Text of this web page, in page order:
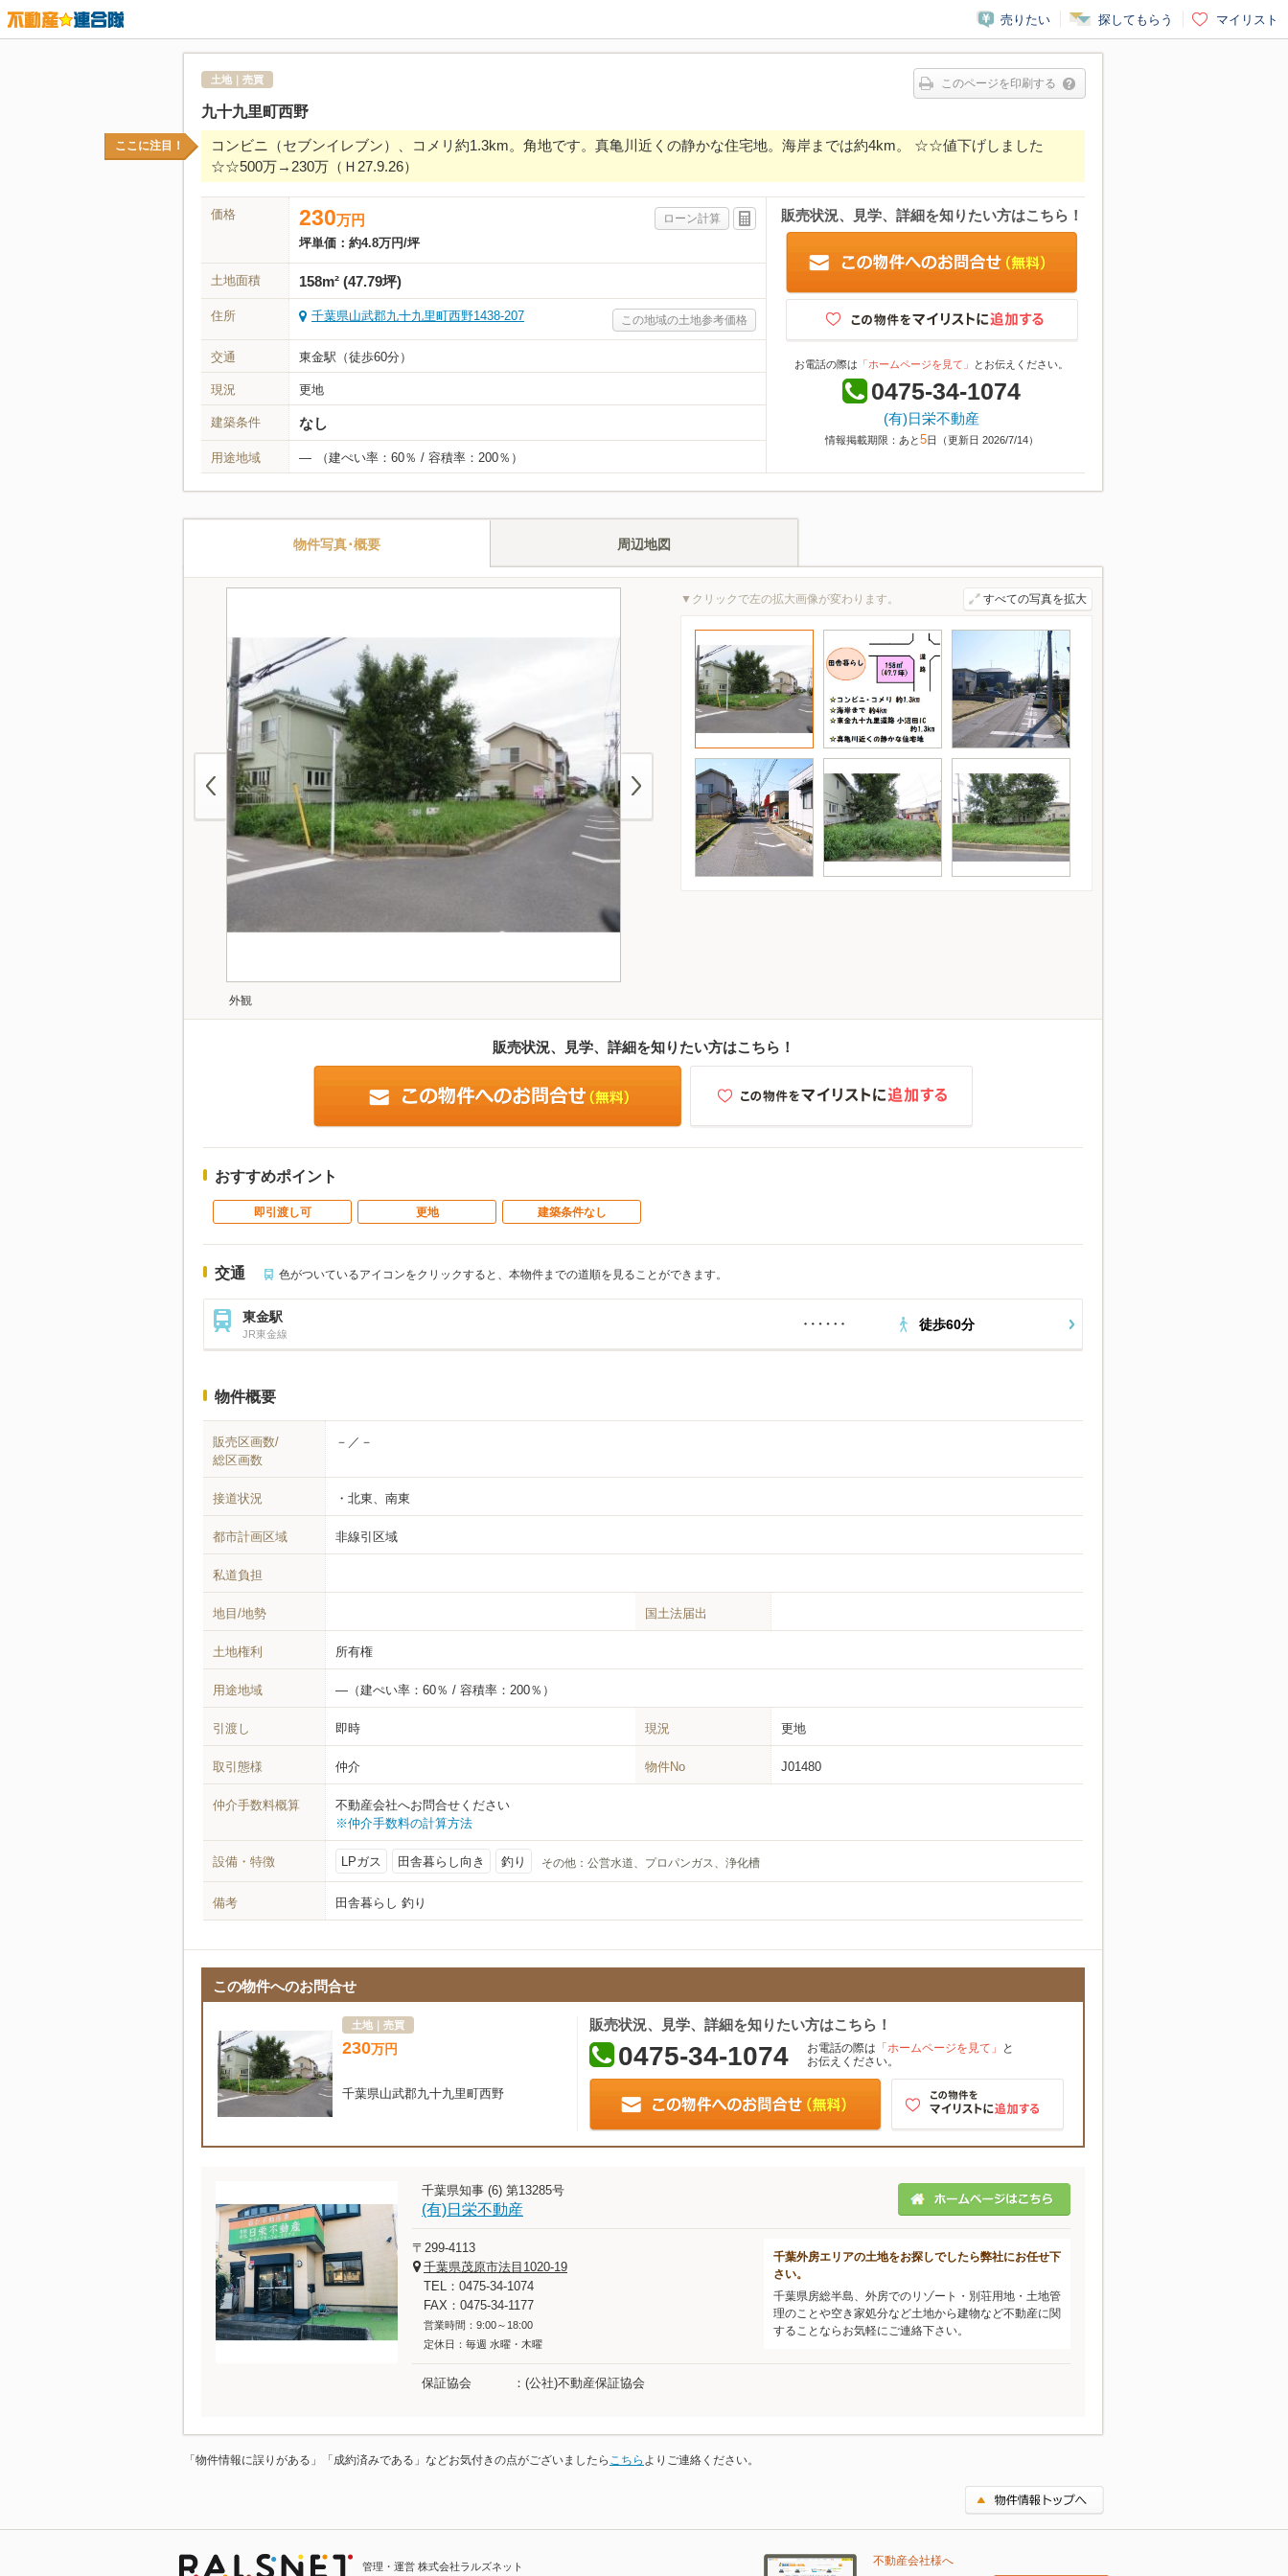
売りたい 探してもらう マイリスト
土地｜売買 このページを印刷する
九十九里町西野
ここに注目！
コンビニ（セブンイレブン）、コメリ約1.3km。角地です。真亀川近くの静かな住宅地。海岸までは約4km。 ☆☆値下げしました
☆☆500万→230万（Ｈ27.9.26）
価格 ローン計算
230万円
坪単価： 約4.8万円/坪
土地面積 158m² (47.79坪)
住所 この地域の土地参考価格
千葉県山武郡九十九里町西野1438-207
交通 東金駅（徒歩60分）
現況 更地
建築条件 なし
用途地域 ― （建ぺい率：60％ / 容積率：200％）
販売状況、見学、詳細を知りたい方はこちら！
お電話の際は 「ホームページを見て」 とお伝えください。
0475-34-1074
(有)日栄不動産
情報掲載期限：あと5日（更新日 2026/7/14）
物件写真･概要 周辺地図
外観
▼クリックで左の拡大画像が変わります。 すべての写真を拡大
販売状況、見学、詳細を知りたい方はこちら！
おすすめポイント
即引渡し可 更地 建築条件なし
交通 色がついているアイコンをクリックすると、本物件までの道順を見ることができます。
東金駅
JR東金線
徒歩60分
物件概要
販売区画数/
総区画数
－／－
接道状況 北東、南東
都市計画区域 非線引区域
私道負担
地目/地勢 国土法届出
土地権利 所有権
用途地域 ― （建ぺい率：60％ / 容積率：200％）
引渡し 即時 現況 更地
取引態様 仲介 物件No J01480
仲介手数料概算
不動産会社へお問合せください
※仲介手数料の計算方法
設備・特徴 LPガス 田舎暮らし向き 釣り その他： 公営水道、プロパンガス、浄化槽
備考 田舎暮らし 釣り
この物件へのお問合せ
土地｜売買
230万円
千葉県山武郡九十九里町西野
販売状況、見学、詳細を知りたい方はこちら！
0475-34-1074 お電話の際は 「ホームページを見て」
と
お伝えください。
千葉県知事 (6) 第13285号
(有)日栄不動産
〒299-4113
千葉県茂原市法目1020-19
TEL：0475-34-1074
FAX：0475-34-1177
営業時間：9:00～18:00
定休日：毎週 水曜・木曜
千葉外房エリアの土地をお探しでしたら弊社にお任せ下
さい。
千葉県房総半島、外房でのリゾート・別荘用地・土地管
理のことや空き家処分など土地から建物など不動産に関
することならお気軽にご連絡下さい。
保証協会 (公社)不動産保証協会
「物件情報に誤りがある」「成約済みである」などお気付きの点がございましたら こちら よりご連絡ください。
管理・運営 株式会社ラルズネット 不動産会社様へ